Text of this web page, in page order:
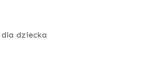
dziecka